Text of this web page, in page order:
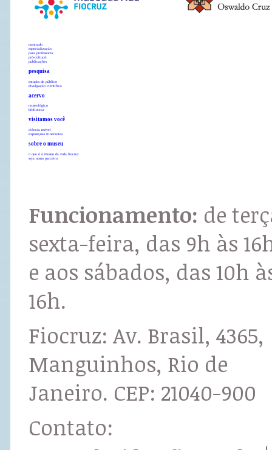
mestrado
especialização
para professores
pró-cultural
publicações
pesquisa
estudos de público
divulgação científica
acervo
museológico
biblioteca
visitamos você
ciência móvel
exposições itinerantes
sobre o museu
o que é o museu da vida fiocruz
seja nosso parceiro
Funcionamento: de
sexta-feira, das 9h às
e aos sábados, das 10h
16h.
Fiocruz: Av. Brasil, 4365,
Manguinhos, Rio de
Janeiro. CEP: 21040-900
Contato: